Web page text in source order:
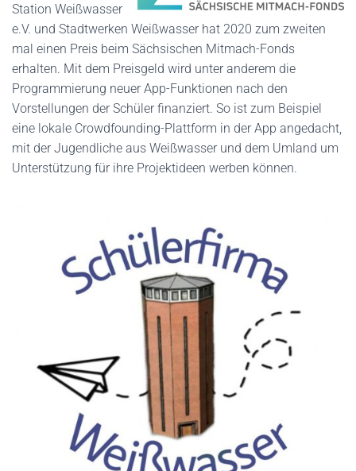
Station Weißwasser
e.V. und Stadtwerken Weißwasser hat 2020 zum zweiten
mal einen Preis beim Sächsischen Mitmach-Fonds
erhalten. Mit dem Preisgeld wird unter anderem die
Programmierung neuer App-Funktionen nach den
Vorstellungen der Schüler finanziert. So ist zum Beispiel
eine lokale Crowdfounding-Plattform in der App angedacht,
mit der Jugendliche aus Weißwasser und dem Umland um
Unterstützung für ihre Projektideen werben können.